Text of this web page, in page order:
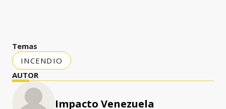
Temas
INCENDIO
AUTOR
Impacto Venezuela